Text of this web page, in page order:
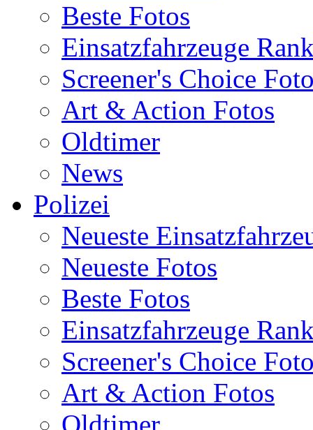
Beste Fotos
Einsatzfahrzeuge
Screener's Choice
Art & Action Fotos
Oldtimer
News
Polizei
Neueste
Neueste Fotos
Beste Fotos
Einsatzfahrzeuge
Screener's Choice
Art & Action Fotos